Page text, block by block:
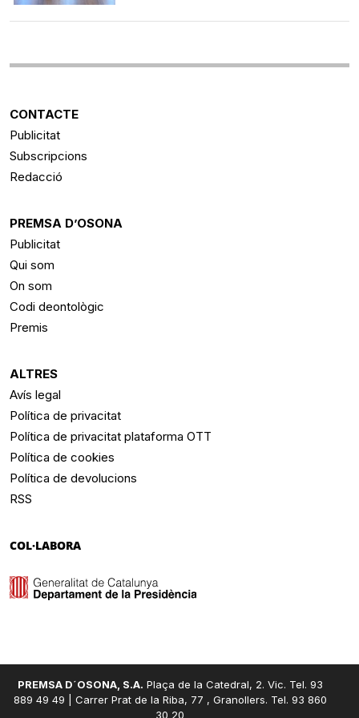
CONTACTE
Publicitat
Subscripcions
Redacció
PREMSA D’OSONA
Publicitat
Qui som
On som
Codi deontològic
Premis
ALTRES
Avís legal
Política de privacitat
Política de privacitat plataforma OTT
Política de cookies
Política de devolucions
RSS
COL·LABORA
PREMSA D´OSONA, S.A. Plaça de la Catedral, 2. Vic. Tel. 93
889 49 49 | Carrer Prat de la Riba, 77 , Granollers. Tel. 93 860
30 20